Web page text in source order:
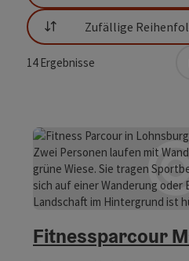
Sortierung
14Ergebnisse
Fitnessparcour